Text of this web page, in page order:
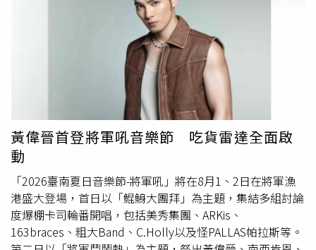
公斤。肥胖不只改變外貌，也逐漸侵蝕他的健康。他罹患高
血脂、高血壓，膝蓋更因長期承受過大重量，出現急性退化
性關節炎與關節疼痛，每天起床照鏡子時，甚至不敢正視鏡
中的自己，總覺得旁人正默默打量、評價他的身材。感情挫
折更讓他備受打擊。黎黃龍回憶，每次鼓起勇氣向喜歡的人
告白，換來的卻都是拒絕，有人刻意保持距離，也有人直接
告訴他：「你太胖了，先瘦下來再考慮談戀愛。」連續10次
告白失敗後，他沒有繼續沉溺於自卑，而是決定徹底改變人
生，於2022年1月正式展開減重計畫。他採用「熱量赤字」
（Calorie Deficit）飲食方式，也就是每天攝取的熱量低於
身體消耗的熱量，但並未採取激烈節食，依然維持一天三
餐。平日每餐大多以約200公克雞胸肉、瘦肉或海鮮搭配少
量白飯或糙米，再配100至150公克水煮或清蒸蔬菜；早餐
則吃4顆蛋白或約50公克燕麥，運動前再補充一根香蕉或一
黃偉晉首登將軍吼音樂節 吃貨雷達全面啟
動
「2026臺南夏日音樂節-將軍吼」將在8月1、2日在將軍漁
港盛大登場，首日以「鯤鯓大團拜」為主題，集結多組討論
度爆棚卡司輪番開唱，包括美秀集團、ARKis、
163braces、粗大Band、C.Holly以及怪PALLAS帕拉斯等。